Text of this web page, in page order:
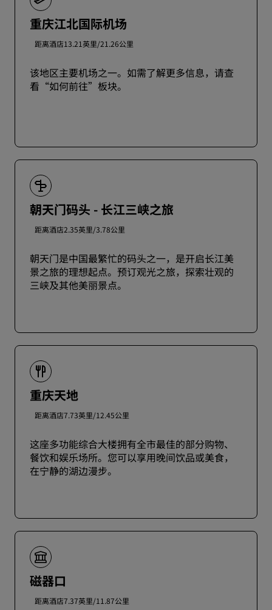
重庆江北国际机场
距离酒店13.21英里/21.26公里
该地区主要机场之一。如需了解更多信息，请查
看“如何前往”板块。
朝天门码头 - 长江三峡之旅
距离酒店2.35英里/3.78公里
朝天门是中国最繁忙的码头之一，是开启长江美
景之旅的理想起点。预订观光之旅，探索壮观的
三峡及其他美丽景点。
重庆天地
距离酒店7.73英里/12.45公里
这座多功能综合大楼拥有全市最佳的部分购物、
餐饮和娱乐场所。您可以享用晚间饮品或美食，
在宁静的湖边漫步。
磁器口
距离酒店7.37英里/11.87公里